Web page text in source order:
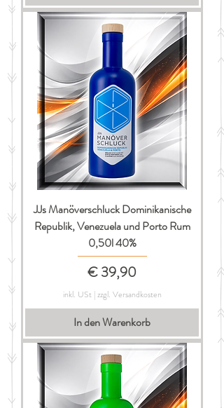
JJs Manöverschluck Dominikanische
Republik, Venezuela und Porto Rum
0,50l 40%
Preis
€ 39,90
inkl. USt|zzgl. Versandkosten
In den Warenkorb